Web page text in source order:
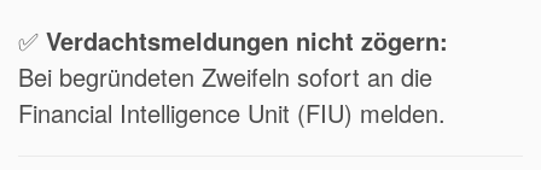
✅ Verdachtsmeldungen nicht zögern:
Bei begründeten Zweifeln sofort an die
Financial Intelligence Unit (FIU) melden.